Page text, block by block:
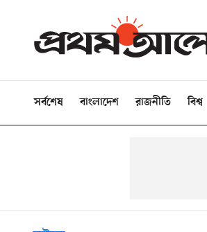
সর্বশেষ বাংলাদেশ রাজনীতি বিশ্ব